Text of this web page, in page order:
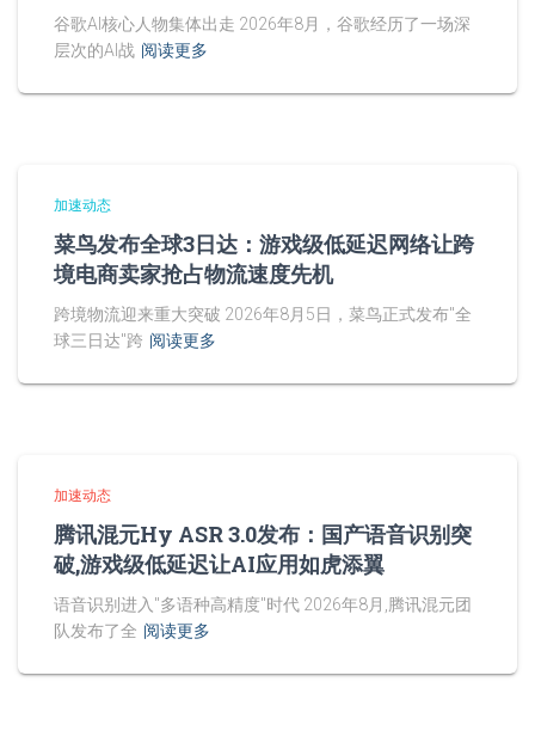
谷歌AI核心人物集体出走 2026年8月，谷歌经历了一场深
层次的AI战 阅读更多
加速动态
菜鸟发布全球3日达：游戏级低延迟网络让跨
境电商卖家抢占物流速度先机
跨境物流迎来重大突破 2026年8月5日，菜鸟正式发布"全
球三日达"跨 阅读更多
加速动态
腾讯混元Hy ASR 3.0发布：国产语音识别突
破,游戏级低延迟让AI应用如虎添翼
语音识别进入"多语种高精度"时代 2026年8月,腾讯混元团
队发布了全 阅读更多